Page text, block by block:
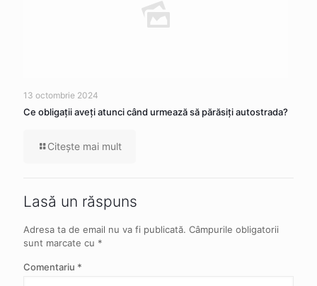
13 octombrie 2024
Ce obligaţii aveţi atunci când urmează să părăsiţi autostrada?
Citeşte mai mult
Lasă un răspuns
Adresa ta de email nu va fi publicată. Câmpurile obligatorii
sunt marcate cu *
Comentariu *